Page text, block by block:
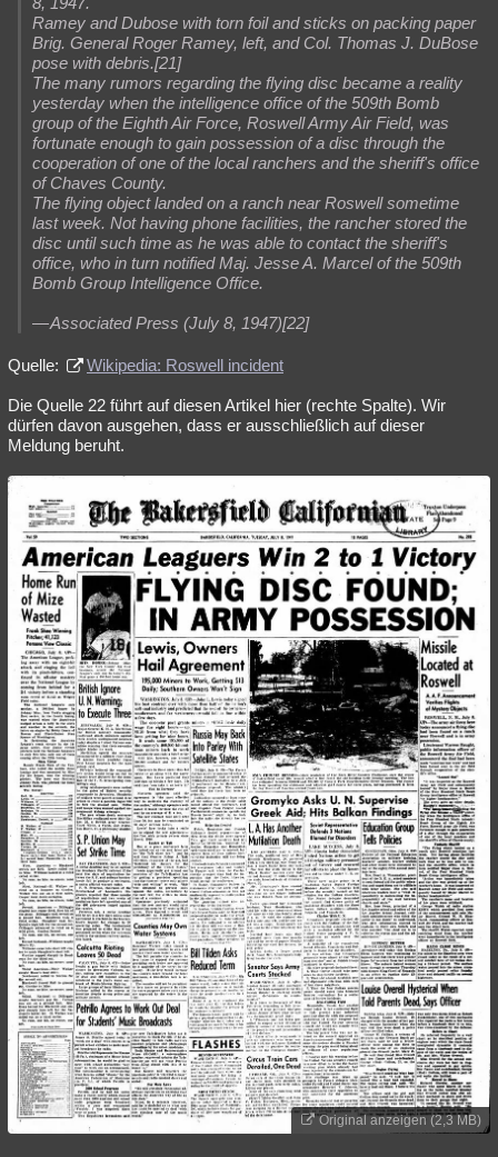
Ramey and Dubose with torn foil and sticks on packing paper
Brig. General Roger Ramey, left, and Col. Thomas J. DuBose
pose with debris.[21]
The many rumors regarding the flying disc became a reality
yesterday when the intelligence office of the 509th Bomb
group of the Eighth Air Force, Roswell Army Air Field, was
fortunate enough to gain possession of a disc through the
cooperation of one of the local ranchers and the sheriff's office
of Chaves County.
The flying object landed on a ranch near Roswell sometime
last week. Not having phone facilities, the rancher stored the
disc until such time as he was able to contact the sheriff's
office, who in turn notified Maj. Jesse A. Marcel of the 509th
Bomb Group Intelligence Office.
— Associated Press (July 8, 1947)[22]
Quelle: Wikipedia: Roswell incident
Die Quelle 22 führt auf diesen Artikel hier (rechte Spalte). Wir
dürfen davon ausgehen, dass er ausschließlich auf dieser
Meldung beruht.
Original anzeigen (2,3 MB)